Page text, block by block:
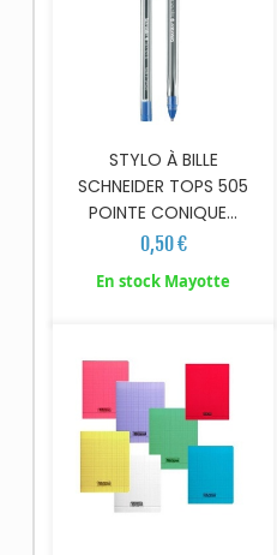
STYLO À BILLE
SCHNEIDER TOPS 505
POINTE CONIQUE...
0,50 €
En stock Mayotte
AJOUTER AU PANIER